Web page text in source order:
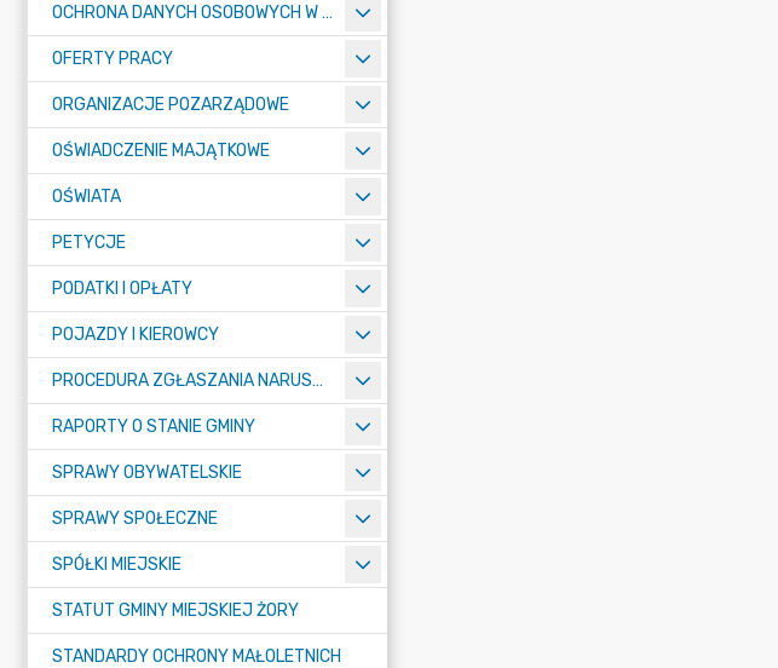
OCHRONA DANYCH OSOBOWYCH W URZĘDZIE MIASTA ŻORY - RODO
OFERTY PRACY
ORGANIZACJE POZARZĄDOWE
OŚWIADCZENIE MAJĄTKOWE
OŚWIATA
PETYCJE
PODATKI I OPŁATY
POJAZDY I KIEROWCY
PROCEDURA ZGŁASZANIA NARUSZEŃ PRAWA
RAPORTY O STANIE GMINY
SPRAWY OBYWATELSKIE
SPRAWY SPOŁECZNE
SPÓŁKI MIEJSKIE
STATUT GMINY MIEJSKIEJ ŻORY
STANDARDY OCHRONY MAŁOLETNICH